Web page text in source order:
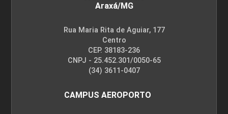
Araxá/MG
Rua Maria Rita de Aguiar, 177
Centro
CEP. 38183-236
CNPJ - 25.452.301/0050-65
(34) 3611-0407
CAMPUS AEROPORTO